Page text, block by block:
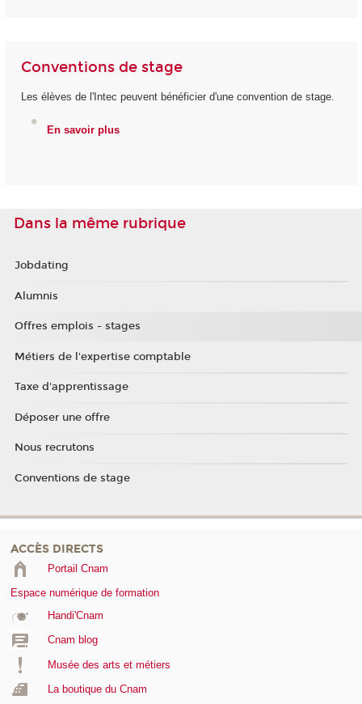
Conventions de stage
Les élèves de l'Intec peuvent bénéficier d'une convention de stage.
En savoir plus
Dans la même rubrique
Jobdating
Alumnis
Offres emplois - stages
Métiers de l'expertise comptable
Taxe d'apprentissage
Déposer une offre
Nous recrutons
Conventions de stage
ACCÈS DIRECTS
Portail Cnam
Espace numérique de formation
Handi'Cnam
Cnam blog
Musée des arts et métiers
La boutique du Cnam